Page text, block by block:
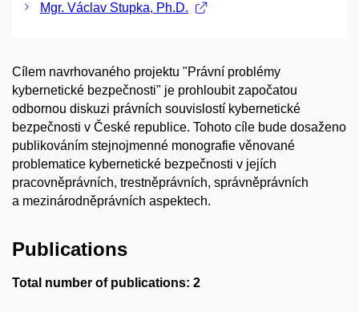
Mgr. Václav Stupka, Ph.D.
Cílem navrhovaného projektu "Právní problémy
kybernetické bezpečnosti" je prohloubit započatou
odbornou diskuzi právních souvislostí kybernetické
bezpečnosti v České republice. Tohoto cíle bude dosaženo
publikováním stejnojmenné monografie věnované
problematice kybernetické bezpečnosti v jejích
pracovněprávních, trestněprávních, správněprávních
a mezinárodněprávních aspektech.
Publications
Total number of publications: 2